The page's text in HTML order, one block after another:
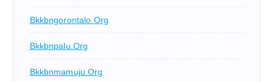
Bkkbngorontalo.org
Bkkbnpalu.org
Bkkbnmamuju.org